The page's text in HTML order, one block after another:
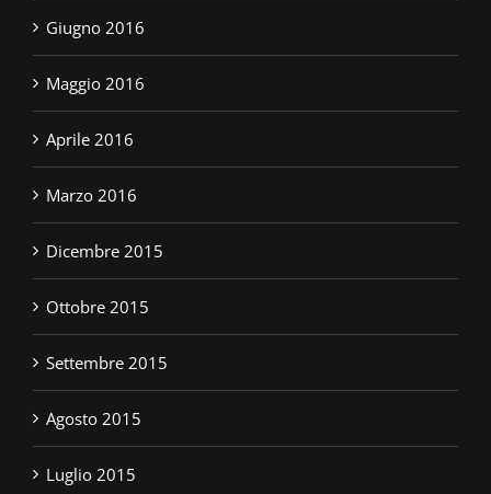
Giugno 2016
Maggio 2016
Aprile 2016
Marzo 2016
Dicembre 2015
Ottobre 2015
Settembre 2015
Agosto 2015
Luglio 2015